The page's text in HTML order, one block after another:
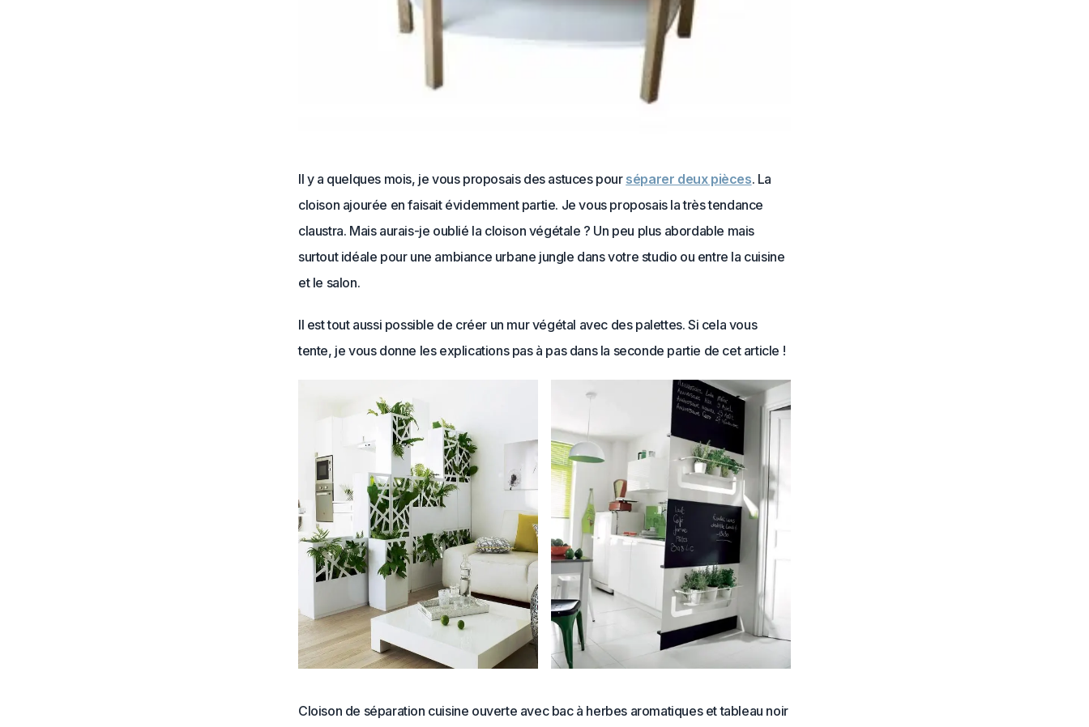
Il y a quelques mois, je vous proposais des astuces pour séparer deux pièces. La
cloison ajourée en faisait évidemment partie. Je vous proposais la très tendance
claustra. Mais aurais-je oublié la cloison végétale ? Un peu plus abordable mais
surtout idéale pour une ambiance urbane jungle dans votre studio ou entre la cuisine
et le salon.
Il est tout aussi possible de créer un mur végétal avec des palettes. Si cela vous
tente, je vous donne les explications pas à pas dans la seconde partie de cet article !
Cloison de séparation cuisine ouverte avec bac à herbes aromatiques et tableau noir